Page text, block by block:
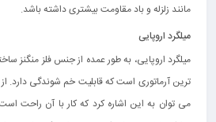
مانند زلزله و باد مقاومت بیشتری داشته باشد.
میلگرد اروپایی
میلگرد اروپایی، به‌ طور عمده از جنس فلز منگنز
ترین آرماتوری است که قابلیت خم‌ شوندگی دارد.
می‌ توان به این اشاره کرد که کار با آن راحت